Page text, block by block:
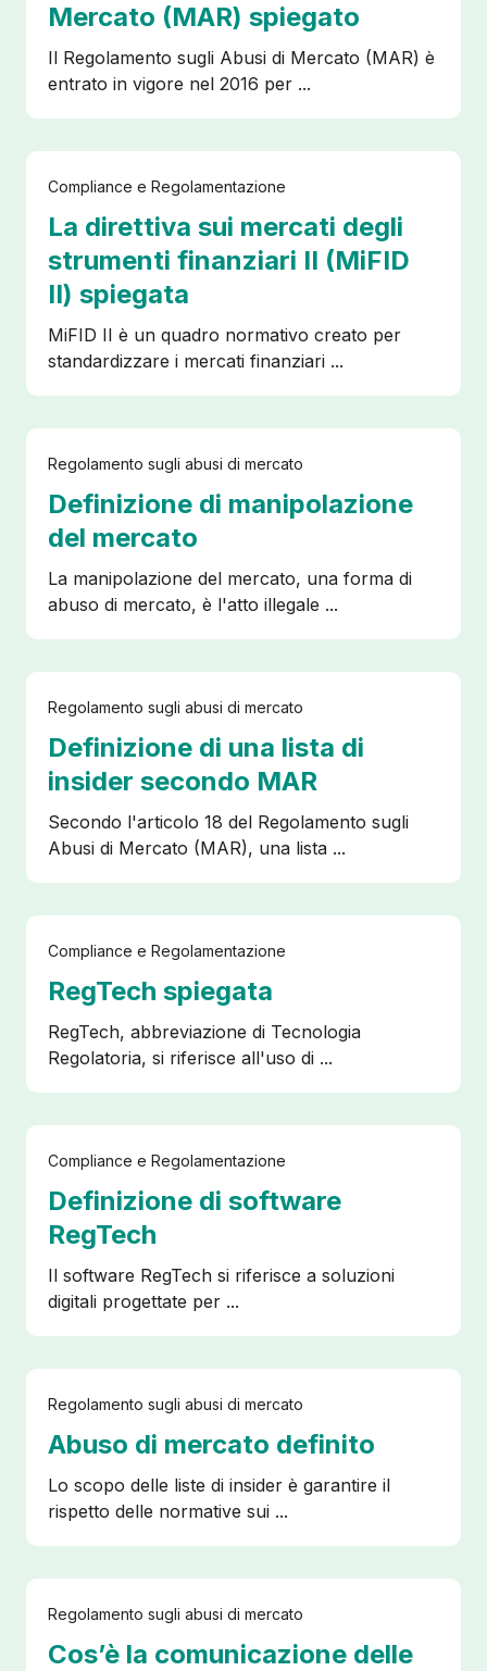
Mercato (MAR) spiegato
Il Regolamento sugli Abusi di Mercato (MAR) è
entrato in vigore nel 2016 per ...
Compliance e Regolamentazione
La direttiva sui mercati degli
strumenti finanziari II (MiFID
II) spiegata
MiFID II è un quadro normativo creato per
standardizzare i mercati finanziari ...
Regolamento sugli abusi di mercato
Definizione di manipolazione
del mercato
La manipolazione del mercato, una forma di
abuso di mercato, è l'atto illegale ...
Regolamento sugli abusi di mercato
Definizione di una lista di
insider secondo MAR
Secondo l'articolo 18 del Regolamento sugli
Abusi di Mercato (MAR), una lista ...
Compliance e Regolamentazione
RegTech spiegata
RegTech, abbreviazione di Tecnologia
Regolatoria, si riferisce all'uso di ...
Compliance e Regolamentazione
Definizione di software
RegTech
Il software RegTech si riferisce a soluzioni
digitali progettate per ...
Regolamento sugli abusi di mercato
Abuso di mercato definito
Lo scopo delle liste di insider è garantire il
rispetto delle normative sui ...
Regolamento sugli abusi di mercato
Cos’è la comunicazione delle